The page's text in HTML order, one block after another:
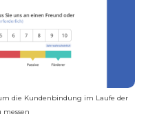
die Kundenbindung im Laufe der
messen